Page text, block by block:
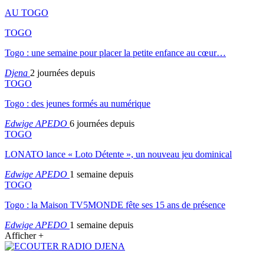
AU TOGO
TOGO
Togo : une semaine pour placer la petite enfance au cœur…
Djena 2 journées depuis
TOGO
Togo : des jeunes formés au numérique
Edwige APEDO 6 journées depuis
TOGO
LONATO lance « Loto Détente », un nouveau jeu dominical
Edwige APEDO 1 semaine depuis
TOGO
Togo : la Maison TV5MONDE fête ses 15 ans de présence
Edwige APEDO 1 semaine depuis
Afficher +